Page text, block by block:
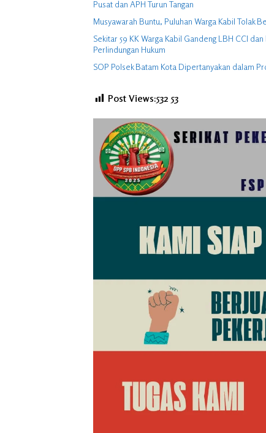
Pusat dan APH Turun Tangan
Musyawarah Buntu, Puluhan Warga Kabil Tolak
Sekitar 59 KK Warga Kabil Gandeng LBH CCI
Perlindungan Hukum
SOP Polsek Batam Kota Dipertanyakan dalam
Post Views:532 53